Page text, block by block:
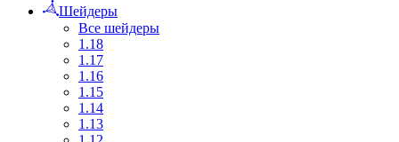
Шейдеры
Все шейдеры
1.18
1.17
1.16
1.15
1.14
1.13